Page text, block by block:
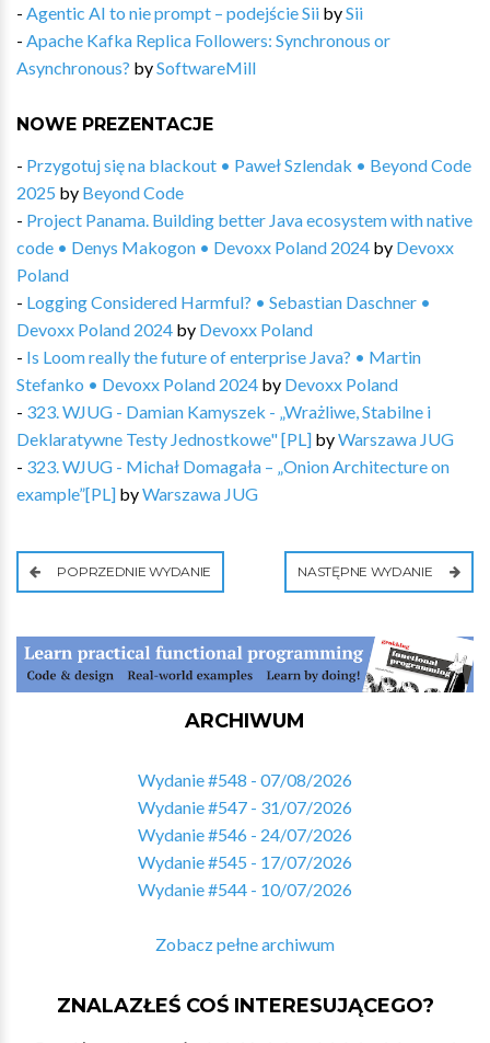
- Agentic AI to nie prompt – podejście Sii bySii
- Apache Kafka Replica Followers: Synchronous or
Asynchronous? bySoftwareMill
NOWE PREZENTACJE
- Przygotuj się na blackout • Paweł Szlendak • Beyond Code
2025 by Beyond Code
- Project Panama. Building better Java ecosystem with native
code • Denys Makogon • Devoxx Poland 2024 by Devoxx
Poland
- Logging Considered Harmful? • Sebastian Daschner •
Devoxx Poland 2024 by Devoxx Poland
- Is Loom really the future of enterprise Java? • Martin
Stefanko • Devoxx Poland 2024 by Devoxx Poland
- 323. WJUG - Damian Kamyszek - „Wrażliwe, Stabilne i
Deklaratywne Testy Jednostkowe" [PL] byWarszawa JUG
- 323. WJUG - Michał Domagała – „Onion Architecture on
example”[PL] byWarszawa JUG
POPRZEDNIE WYDANIE NASTĘPNE WYDANIE
ARCHIWUM
Wydanie #548 - 07/08/2026
Wydanie #547 - 31/07/2026
Wydanie #546 - 24/07/2026
Wydanie #545 - 17/07/2026
Wydanie #544 - 10/07/2026
Zobacz pełne archiwum
ZNALAZŁEŚ COŚ INTERESUJĄCEGO?